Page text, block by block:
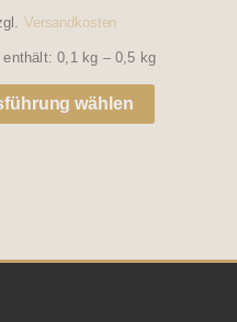
Versandkosten
enthält: 0,1 kg – 0,5 kg
wählen